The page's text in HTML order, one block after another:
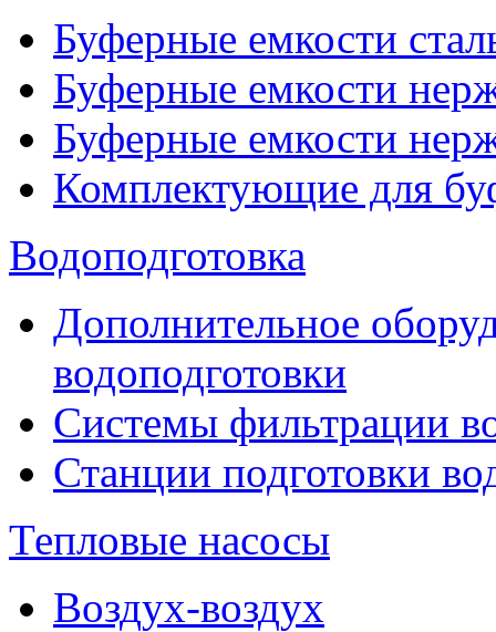
Буферные емкости
Буферные емкости
Буферные емкости
Комплектующие для
Водоподготовка
Дополнительное
водоподготовки
Системы фильтрации
Станции подготовки
Тепловые насосы
Воздух-воздух